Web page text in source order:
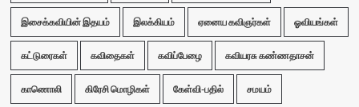
இசைக்கவியின் இதயம் இலக்கியம் ஏனைய கவிஞர்கள் ஓவியங்கள்
கட்டுரைகள் கவிதைகள் கவிப்பேழை கவியரசு கண்ணதாசன்
காணொலி கிரேசி மொழிகள் கேள்வி-பதில் சமயம்